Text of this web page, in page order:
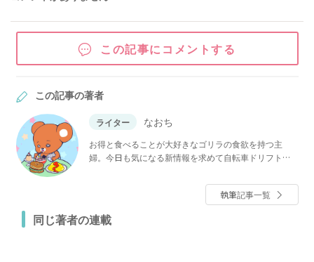
この記事にコメントする
この記事の著者
ライター なおち
お得と食べることが大好きなゴリラの食欲を持つ主
婦。今日も気になる新情報を求めて自転車ドリフト。
い女優のライター。2人の子どもを私立中高に通わせる
ため爆節約中。モットーである家族が笑顔で過ごす
執筆記事一覧
同じ著者の連載